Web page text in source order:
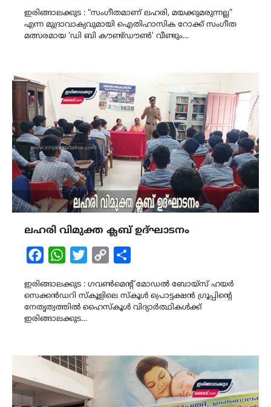
ഇരിങ്ങാലക്കുട : “സംഗീതമാണ് ലഹരി, മയക്കുമരുന്നല്ല”
എന്ന മുദ്രാവാക്യവുമായി ഐതിഹാസിക റോക്ക് സംഗീത
മത്സരമായ ‘ഡി ബി കൗണ്ട്ഡൗൺ’ വീണ്ടും…
ലഹരി വിമുക്ത ക്ലബ്‌ ഉദ്ഘാടനം
FacebookWhatsAppTwitterCopy
ഇരിങ്ങാലക്കുട : ഗവൺമെന്റ് മോഡൽ ബോയ്സ് ഹയർ
സെക്കൻഡറി സ്കൂളിലെ സ്കൂൾ പ്രൊട്ടക്ഷൻ ഗ്രൂപ്പിന്റെ
നേതൃത്വത്തിൽ ഹൈസ്കൂൾ വിദ്യാർത്ഥികൾക്ക്
ഇരിങ്ങാലക്കുട…